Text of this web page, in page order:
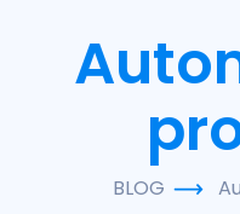
BLOG